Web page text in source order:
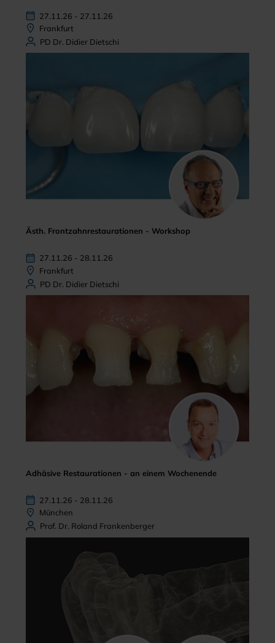
27.11.26 - 27.11.26
Frankfurt
PD Dr. Didier Dietschi
Ästh. Frontzahnrestaurationen - Workshop
27.11.26 - 28.11.26
Frankfurt
PD Dr. Didier Dietschi
Adhäsive Restaurationen - an einem Wochenende
27.11.26 - 28.11.26
München
Prof. Dr. Roland Frankenberger